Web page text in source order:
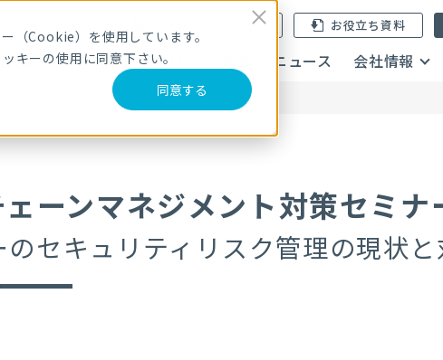
（Cookie）を使用しています。
キーの使用に同意下さい。
同意する
メールマガジン登録 お役立ち資料
入事例 セミナー ブログ ニュース 会社情報
ーンマネジメント対策セミナ
セキュリティリスク管理の現状